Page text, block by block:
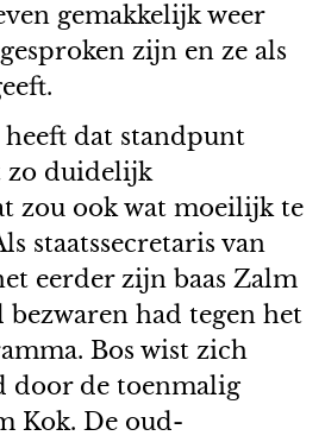
gemakkelijk weer
zijn en ze als
dat standpunt
zo duidelijk
zou ook wat moeilijk te
staatssecretaris van
eerder zijn baas Zalm
bezwaren had tegen het
Bos wist zich
door de toenmalig
Kok. De oud-